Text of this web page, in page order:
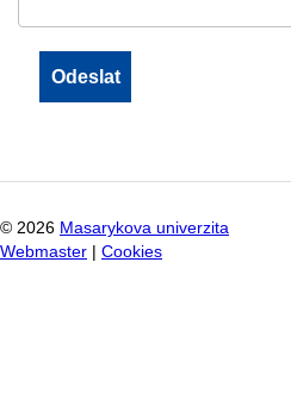
© 2026 Masarykova univerzita
Webmaster
Cookies